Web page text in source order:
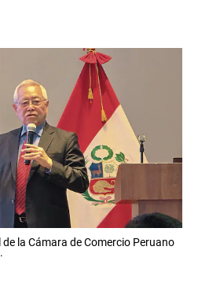
la Cámara de Comercio Peruano